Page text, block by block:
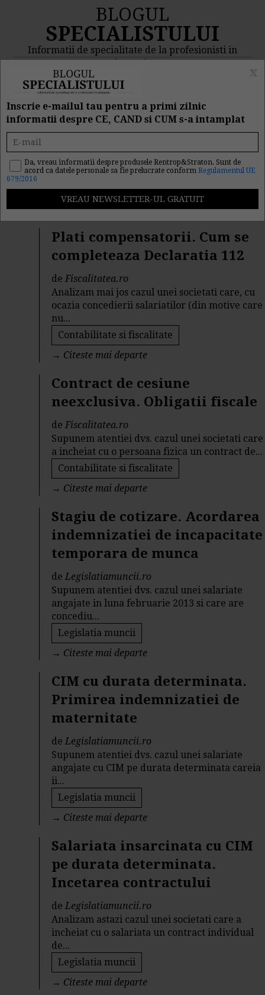
BLOGUL
SPECIALISTULUI
Informatii de specialitate de la profesionisti in
domeniu
MENIU
Rezultat cautare
"asigurari sociale"
Cautarea facuta dupa cuvantul/sirul de cuvinte "
sociale" a returnat 418 articole.
Plati compensatorii. Cum se
completeaza Declaratia 112
deFiscalitatea.ro
Analizam mai jos cazul unei societati care, cu
ocazia concedierii salariatilor (din motive care
nu...
Contabilitate si fiscalitate
→ Citeste mai departe
Contract de cesiune
neexclusiva. Obligatii fiscale
deFiscalitatea.ro
Supunem atentiei dvs. cazul unei societati care
a incheiat cu o persoana fizica un contract de...
Contabilitate si fiscalitate
→ Citeste mai departe
Stagiu de cotizare. Acordarea
indemnizatiei de incapacitate
temporara de munca
deLegislatiamuncii.ro
Supunem atentiei dvs. cazul unei salariate
angajate in luna februarie 2013 si care are
concediu...
Legislatia muncii
→ Citeste mai departe
CIM cu durata determinata.
Primirea indemnizatiei de
maternitate
deLegislatiamuncii.ro
Supunem atentiei dvs. cazul unei salariate
angajate cu CIM pe durata determinata careia
ii...
Legislatia muncii
→ Citeste mai departe
Salariata insarcinata cu CIM
pe durata determinata.
Incetarea contractului
deLegislatiamuncii.ro
Analizam astazi cazul unei societati care a
incheiat cu o salariata un contract individual
de...
Legislatia muncii
→ Citeste mai departe
Inscrie e-mailul tau pentru a primi zilnic
informatii despre CE, CAND si CUM s-a intamplat
Da, vreau informatii despre produsele Rentrop&Straton. Sunt de
acord ca datele personale sa fie prelucrate conform Regulamentul UE
679/2016